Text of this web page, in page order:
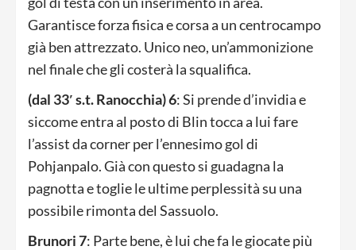
Garantisce forza fisica e corsa a un centrocampo
già ben attrezzato. Unico neo, un’ammonizione
nel finale che gli costerà la squalifica.
(dal 33′ s.t. Ranocchia) 6: Si prende d’invidia e
siccome entra al posto di Blin tocca a lui fare
l’assist da corner per l’ennesimo gol di
Pohjanpalo. Già con questo si guadagna la
pagnotta e toglie le ultime perplessità su una
possibile rimonta del Sassuolo.
Brunori 7: Parte bene, è lui che fa le giocate più